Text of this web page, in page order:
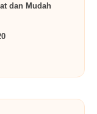
dan Mudah